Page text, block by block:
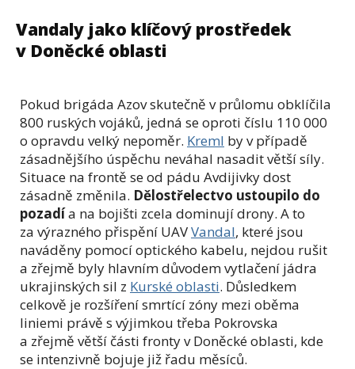
Vandaly jako klíčový prostředek
v Doněcké oblasti
Pokud brigáda Azov skutečně v průlomu obklíčila
800 ruských vojáků, jedná se oproti číslu 110 000
o opravdu velký nepoměr. Kreml by v případě
zásadnějšího úspěchu neváhal nasadit větší síly.
Situace na frontě se od pádu Avdijivky dost
zásadně změnila. Dělostřelectvo ustoupilo do
pozadía na bojišti zcela dominují drony. A to
za výrazného přispění UAVVandal, které jsou
naváděny pomocí optického kabelu, nejdou rušit
a zřejmě byly hlavním důvodem vytlačení jádra
ukrajinských sil z Kurské oblasti. Důsledkem
celkově je rozšíření smrtící zóny mezi oběma
liniemi právě s výjimkou třeba Pokrovska
a zřejmě větší části fronty v Doněcké oblasti, kde
se intenzivně bojuje již řadu měsíců.